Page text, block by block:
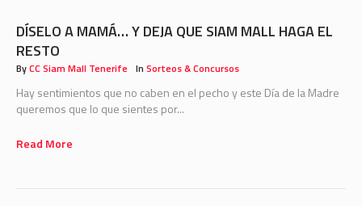
DÍSELO A MAMÁ… Y DEJA QUE SIAM MALL HAGA EL
RESTO
ByCC Siam Mall Tenerife In Sorteos & Concursos
Hay sentimientos que no caben en el pecho y este Día de la Madre
queremos que lo que sientes por...
Read More